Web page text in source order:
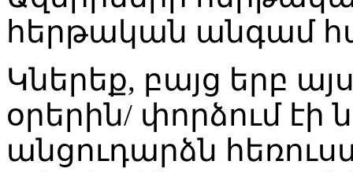
հերթական անգամ
Կներեք, բայց երբ
օրերին/ փորձում էի
անցուդարձն